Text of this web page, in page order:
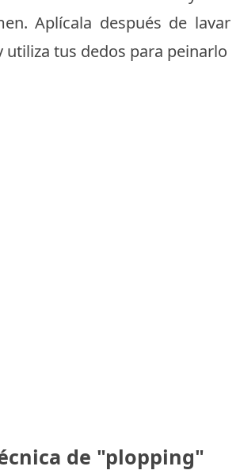
Aplícala después de lavar
utiliza tus dedos para peinarlo
de "plopping"